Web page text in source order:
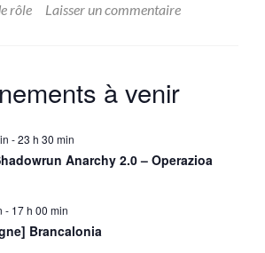
rôle Laisser un commentaire
à venir
-23 h 30 min
Anarchy 2.0 – Operazioa
- 17 h 00 min
Brancalonia